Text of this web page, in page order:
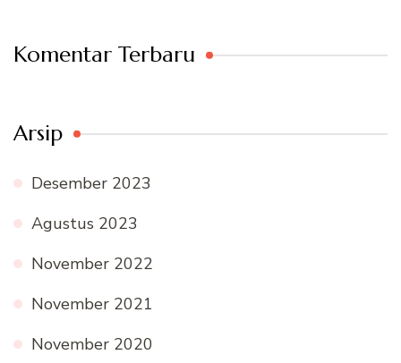
Komentar Terbaru
Arsip
Desember 2023
Agustus 2023
November 2022
November 2021
November 2020